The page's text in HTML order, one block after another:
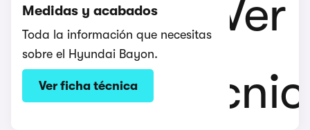
Medidas y acabados
Toda la información que necesitas
sobre el Hyundai Bayon.
Ver ficha técnica